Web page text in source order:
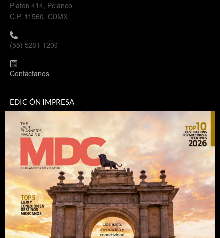
Platón 414, Polanco
C.P. 11560, CDMX
(55) 5281 1200
Contáctanos
EDICIÓN IMPRESA